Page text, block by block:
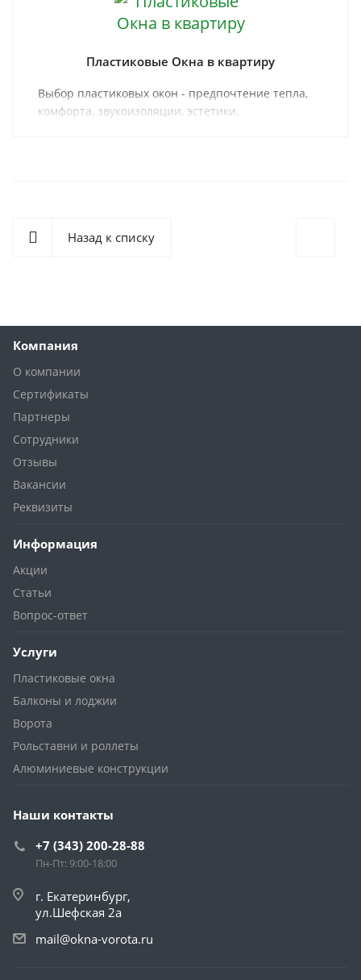
Пластиковые Окна в квартиру
Выбор пластиковых окон - предпочтение тепла,
комфорта, звукоизоляции, эстетики.
Назад к списку
Компания
О компании
Сертификаты
Партнеры
Сотрудники
Отзывы
Вакансии
Реквизиты
Информация
Акции
Статьи
Вопрос-ответ
Услуги
Пластиковые окна
Балконы и лоджии
Ворота
Рольставни и роллеты
Алюминиевые конструкции
Наши контакты
+7 (343) 200-28-88
Пн-Пт: 9:00-18:00
г. Екатеринбург,
ул.Шефская 2а
mail@okna-vorota.ru